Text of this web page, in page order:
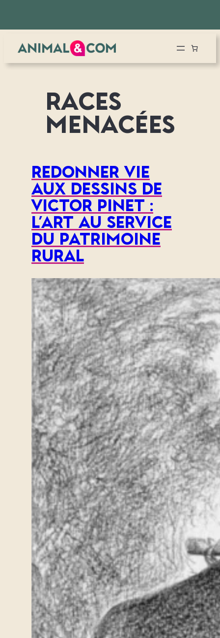
contenu
Races
menacées
Redonner vie
aux dessins de
Victor Pinet :
l’art au service
du patrimoine
rural